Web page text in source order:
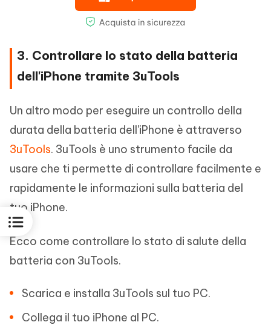
3. Controllare lo stato della batteria
dell'iPhone tramite 3uTools
Un altro modo per eseguire un controllo della
durata della batteria dell'iPhone è attraverso
3uTools. 3uTools è uno strumento facile da
usare che ti permette di controllare facilmente e
rapidamente le informazioni sulla batteria del
tuo iPhone.
Ecco come controllare lo stato di salute della
batteria con 3uTools.
Scarica e installa 3uTools sul tuo PC.
Collega il tuo iPhone al PC.